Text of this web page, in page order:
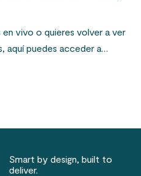
vivo o quieres volver a ver
aquí puedes acceder a…
Smart by design, built to
deliver.